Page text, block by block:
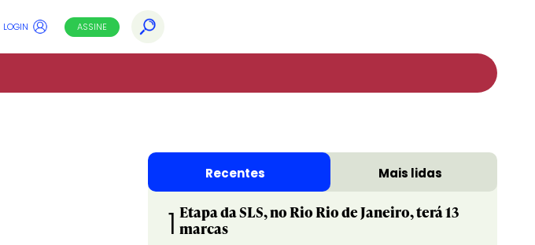
LOGIN ASSINE
Recentes Mais lidas
1 Etapa da SLS, no Rio Rio de Janeiro, terá 13
marcas